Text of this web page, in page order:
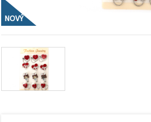
návštěvnost
a
zobrazovali
relevantnější
reklamu, a
pomocí
našich
partnerů
NOVÝ